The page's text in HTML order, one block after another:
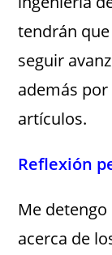
tendrán
seguir
además
artículos.
Reflexión
Me
acerca de